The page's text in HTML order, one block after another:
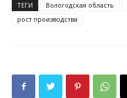
ТЕГИ
Вологодская область
рост производства